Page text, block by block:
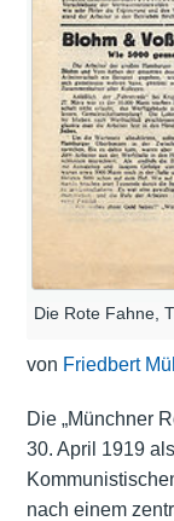
Die Rote Fahne,
von Friedbert
Die „Münchner
30. April 1919
nach einem